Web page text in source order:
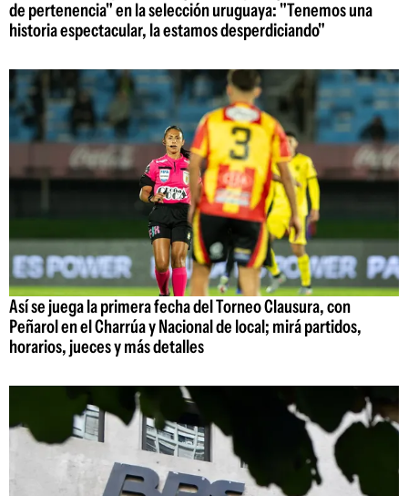
de pertenencia" en la selección uruguaya: "Tenemos una
historia espectacular, la estamos desperdiciando"
Así se juega la primera fecha del Torneo Clausura, con
Peñarol en el Charrúa y Nacional de local; mirá partidos,
horarios, jueces y más detalles